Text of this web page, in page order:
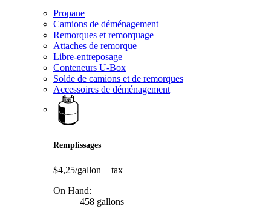
Propane
Camions de déménagement
Remorques et remorquage
Attaches de remorque
Libre-entreposage
Conteneurs U-Box
Solde de camions et de remorques
Accessoires de déménagement
Remplissages
$4,25/gallon + tax
On Hand:
458 gallons